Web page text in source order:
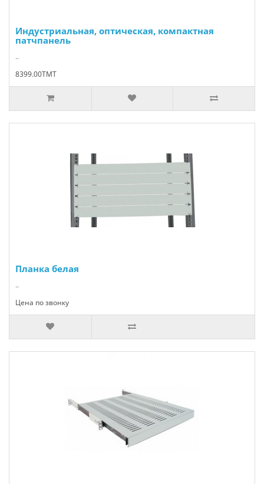
Индустриальная, оптическая, компактная
патчпанель
..
8399.00TMT
Планка белая
..
Цена по звонку